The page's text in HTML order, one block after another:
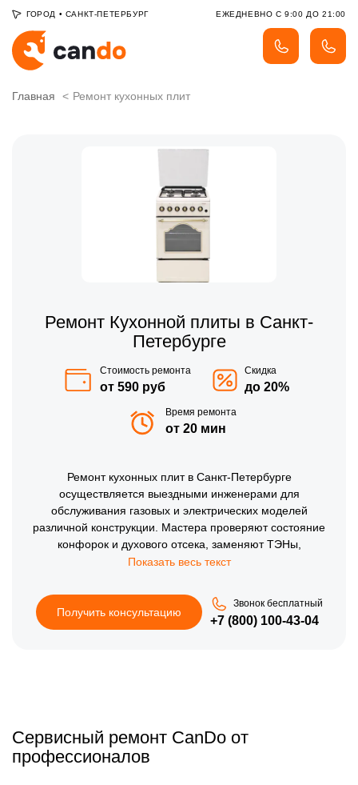
ГОРОД • САНКТ-ПЕТЕРБУРГ ЕЖЕДНЕВНО С 9:00 ДО 21:00
Главная Ремонт кухонных плит
Ремонт Кухонной плиты в Санкт-
Петербурге
Стоимость ремонта
от 590 руб
Скидка
до 20%
Время ремонта
от 20 мин
Ремонт кухонных плит в Санкт-Петербурге
осуществляется выездными инженерами для
обслуживания газовых и электрических моделей
различной конструкции. Мастера проверяют состояние
конфорок и духового отсека, заменяют ТЭНы,
восстанавливают систему розжига и корректируют работу
организуется по месту установки оборудования, что
избавляет от необходимости демонтажа. Применение
надежных деталей обеспечивает безопасную и
Получить консультацию
Звонок бесплатный
+7 (800) 100-43-04
Сервисный ремонт CanDo от
профессионалов